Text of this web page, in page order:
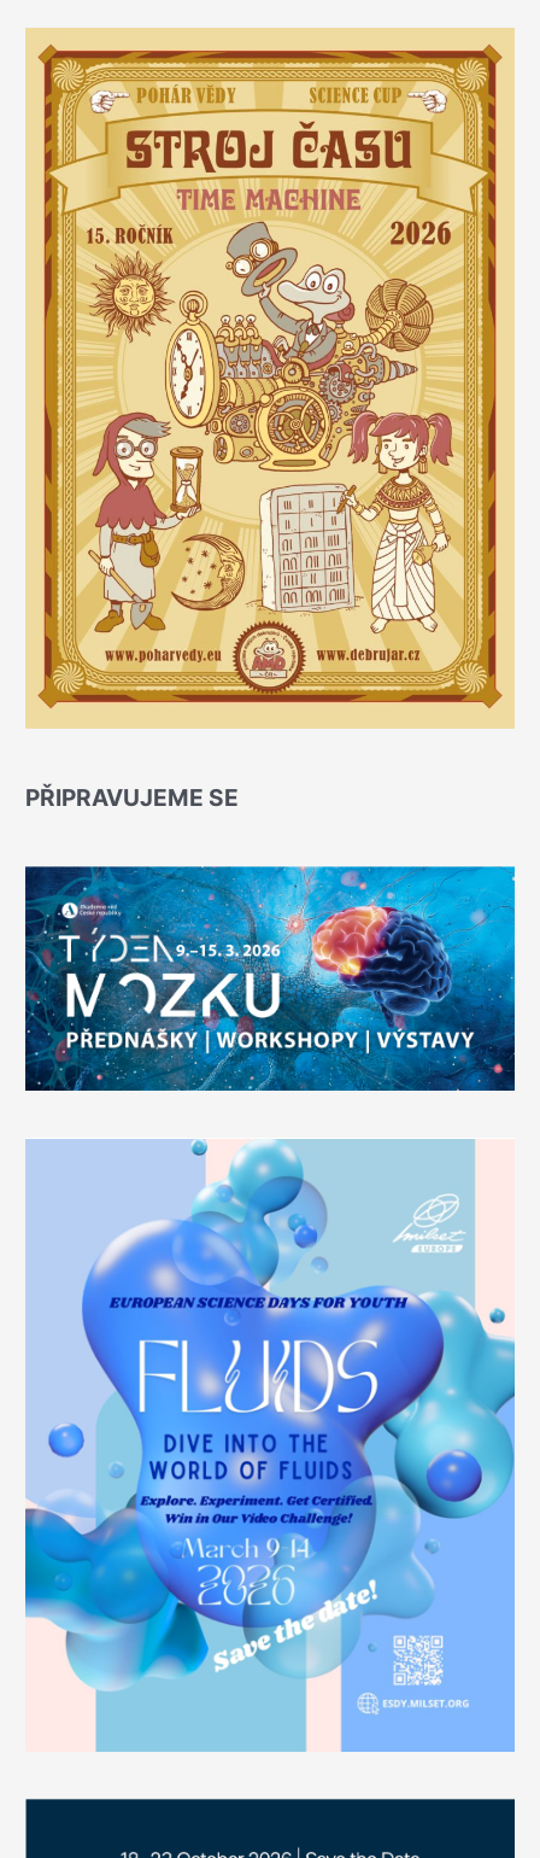
PŘIPRAVUJEME SE